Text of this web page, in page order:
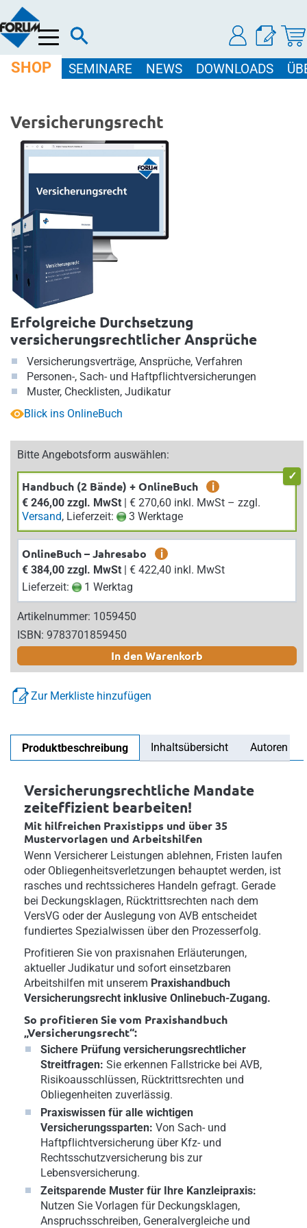
Menü
SHOP SEMINARE NEWS DOWNLOADS
Versicherungsrecht
Erfolgreiche Durchsetzung
versicherungsrechtlicher Ansprüche
Versicherungsverträge, Ansprüche, Verfahren
Personen-, Sach- und Haftpflichtversicherungen
Muster, Checklisten, Judikatur
Blick ins OnlineBuch
Bitte Angebotsform auswählen:
Handbuch (2 Bände) + OnlineBuch
i
€ 246,00 zzgl. MwSt
| € 270,60 inkl. MwSt – zzgl.
Versand, Lieferzeit: 3 Werktage
OnlineBuch – Jahresabo
i
€ 384,00 zzgl. MwSt
| € 422,40 inkl. MwSt
Lieferzeit:
1 Werktag
Artikelnummer: 1059450
ISBN: 9783701859450
In den Warenkorb
Zur Merkliste hinzufügen
Produktbeschreibung Inhaltsübersicht Autoren
Versicherungsrechtliche Mandate
zeiteffizient bearbeiten!
Mit hilfreichen Praxistipps und über 35
Mustervorlagen und Arbeitshilfen
Wenn Versicherer Leistungen ablehnen, Fristen laufen
oder Obliegenheitsverletzungen behauptet werden, ist
rasches und rechtssicheres Handeln gefragt. Gerade
bei Deckungsklagen, Rücktrittsrechten nach dem
VersVG oder der Auslegung von AVB entscheidet
fundiertes Spezialwissen über den Prozesserfolg.
Profitieren Sie von praxisnahen Erläuterungen,
aktueller Judikatur und sofort einsetzbaren
Arbeitshilfen mit unserem Praxishandbuch
Versicherungsrecht inklusive Onlinebuch-Zugang.
So profitieren Sie vom Praxishandbuch
„Versicherungsrecht“:
Sichere Prüfung versicherungsrechtlicher
Streitfragen: Sie erkennen Fallstricke bei AVB,
Risikoausschlüssen, Rücktrittsrechten und
Obliegenheiten zuverlässig.
Praxiswissen für alle wichtigen
Versicherungssparten: Von Sach- und
Haftpflichtversicherung über Kfz- und
Rechtsschutzversicherung bis zur
Lebensversicherung.
Zeitsparende Muster für Ihre Kanzleipraxis:
Nutzen Sie Vorlagen für Deckungsklagen,
Anspruchsschreiben, Generalvergleiche und